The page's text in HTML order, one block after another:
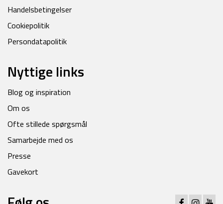
Handelsbetingelser
Cookiepolitik
Persondatapolitik
Nyttige links
Blog og inspiration
Om os
Ofte stillede spørgsmål
Samarbejde med os
Presse
Gavekort